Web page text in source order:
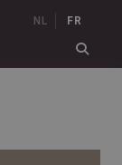
NL FR